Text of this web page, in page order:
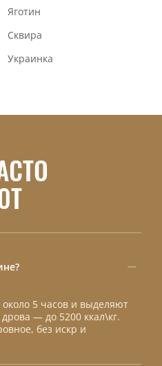
Яготин
Сквира
Украинка
5 часов и выделяют
— до 5200 ккал\кг.
без искр и